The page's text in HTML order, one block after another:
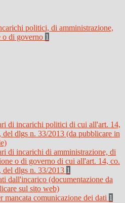
politici, di amministrazione,
o di governo 1
di incarichi politici di cui all'art. 14,
del dlgs n. 33/2013 (da pubblicare in
di incarichi di amministrazione, di
o di governo di cui all'art. 14, co.
del dlgs n. 33/2013 1
dall'incarico (documentazione da
sul sito web)
mancata comunicazione dei dati 1